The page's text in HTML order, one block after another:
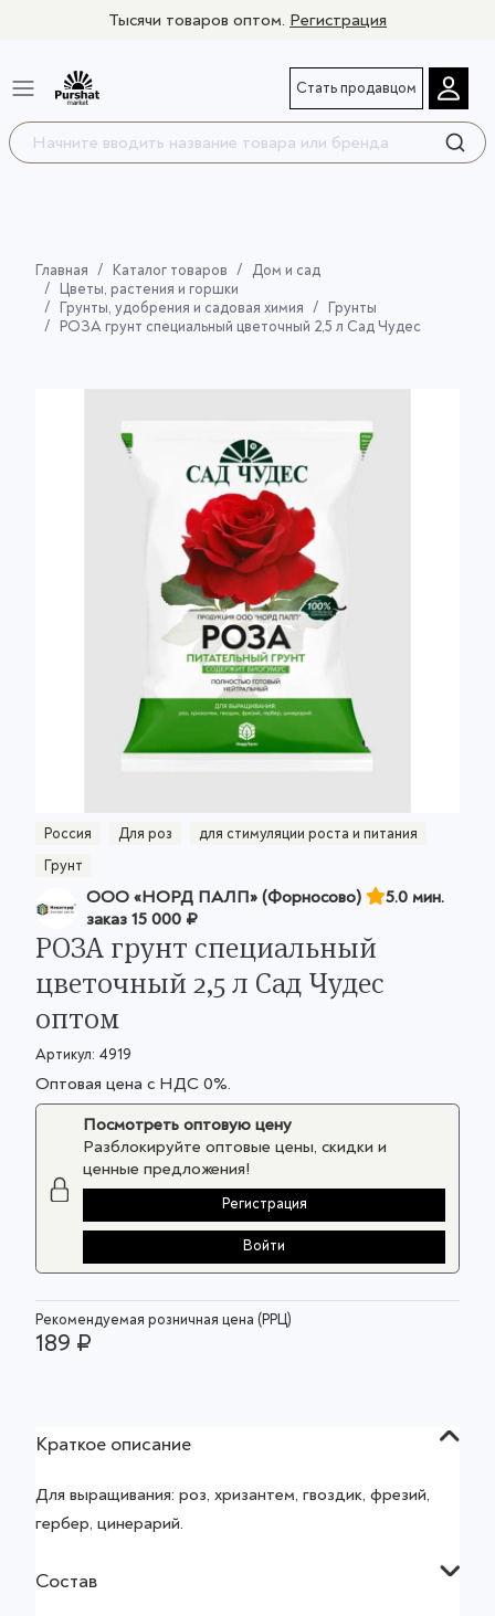
Тысячи товаров оптом. Регистрация
Стать продавцом
Главная Каталог товаров
Дом и сад
Цветы, растения и горшки
Грунты, удобрения и садовая химия
Грунты
РОЗА грунт специальный цветочный 2,5 л Сад Чудес
Россия Для роз
для стимуляции роста и питания
Грунт
ООО «НОРД ПАЛП» (Форносово)
5.0 мин.
заказ15 000 ₽
РОЗА грунт специальный
цветочный 2,5 л Сад Чудес
оптом
Артикул: 4919
Оптовая цена с НДС 0%.
Посмотреть оптовую цену
Разблокируйте оптовые цены, скидки и
ценные предложения!
Регистрация
Войти
Рекомендуемая розничная цена (РРЦ)
189 ₽
Краткое описание
Для выращивания: роз, хризантем, гвоздик, фрезий,
гербер, цинерарий.
Состав